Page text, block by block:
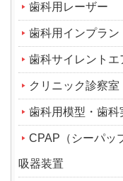
歯科用レーザー
歯科用インプラン
歯科サイレント
クリニック診察
歯科用模型・歯科
CPAP（シーパッ
吸器装置